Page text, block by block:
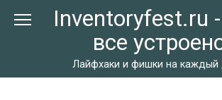
Inventoryfest.ru
все
Лайфхаки и фишки на каждый